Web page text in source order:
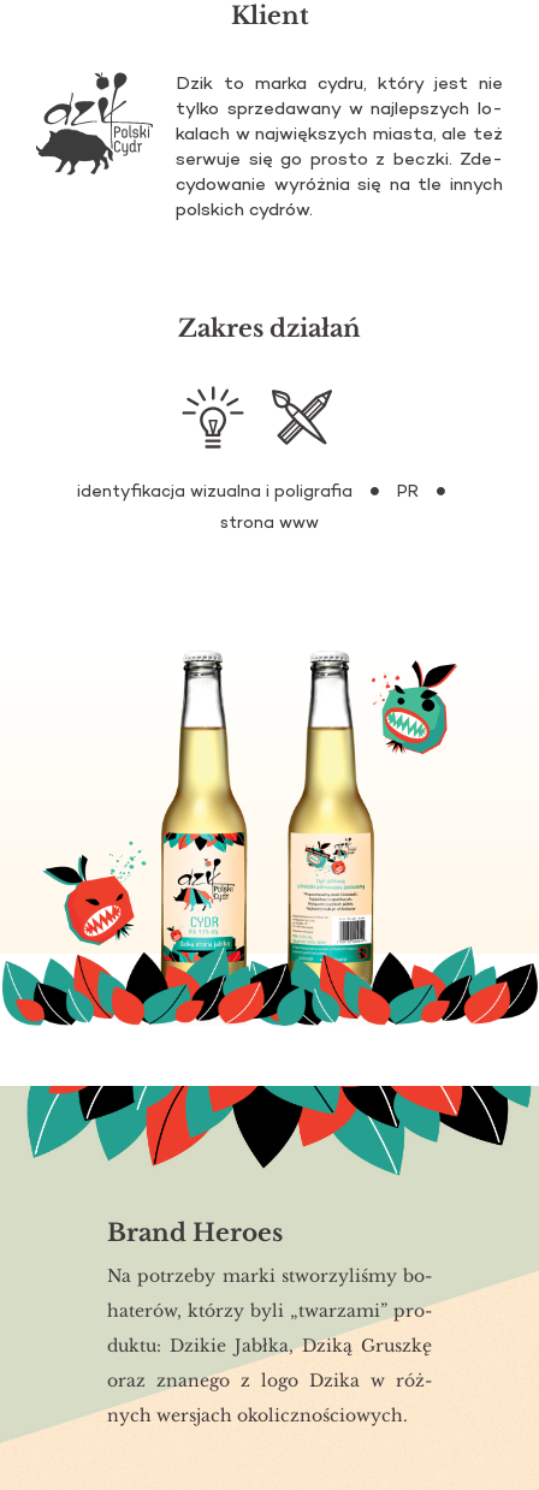
Klient
Dzik to marka cydru, który jest nie
tylko sprze­da­wa­ny w naj­lep­szych lo­
ka­lach w naj­więk­szych mia­sta, ale też
ser­wu­je się go pro­sto z becz­ki. Zde­
cy­do­wa­nie wy­róż­nia się na tle in­nych
pol­skich cy­drów.
Zakres działań
identyfikacja wizualna i poligrafia
PR
strona www
Brand Heroes
Na po­trze­by marki stwo­rzy­li­śmy bo­
ha­te­rów, któ­rzy byli „twa­rza­mi” pro­
duk­tu: Dzi­kie Jabł­ka, Dziką Grusz­kę
oraz zna­ne­go z logo Dzika w róż­
nych wer­sjach oko­licz­no­ścio­wych.